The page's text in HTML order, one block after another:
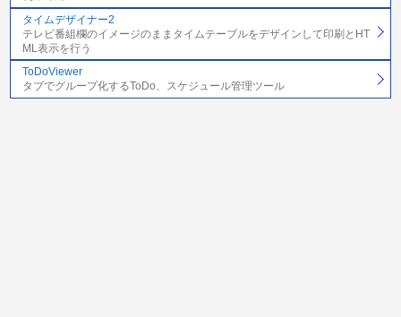
タイムデザイナー2
テレビ番組欄のイメージのままタイムテーブルをデザインして印刷とHT
ML表示を行う
ToDoViewer
タブでグループ化するToDo、スケジュール管理ツール